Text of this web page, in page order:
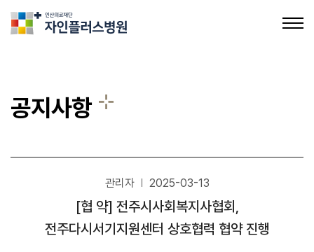
채용정보
공지사항
관리자 2025-03-13
[협 약] 전주시사회복지사협회,
전주다시서기지원센터 상호협력 협약 진행